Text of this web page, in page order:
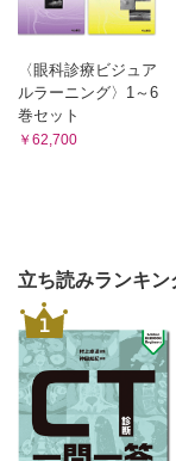
〈眼科診療ビジュア
ルラーニング〉1～6
巻セット
￥62,700
立ち読みランキン
1